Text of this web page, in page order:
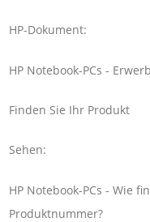
HP-Dokument:
HP Notebook-PCs -
Finden Sie Ihr Produkt
Sehen:
HP Notebook-PCs - Wie
Produktnummer?